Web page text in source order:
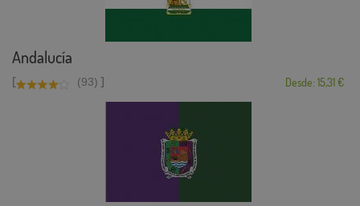
Andalucía
[ (93) ] Desde: 15,31 €